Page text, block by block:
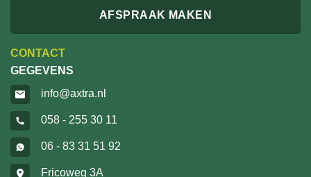
AFSPRAAK MAKEN
CONTACT
GEGEVENS
info@axtra.nl
058 - 255 30 11
06 - 83 31 51 92
Fricoweg 3A